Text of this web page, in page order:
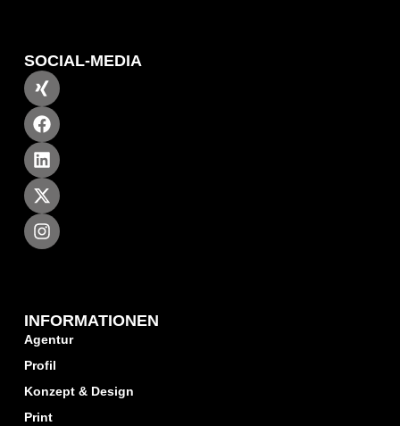
INFORMATIONEN
Agentur
Profil
Konzept & Design
Print
SOCIAL-MEDIA